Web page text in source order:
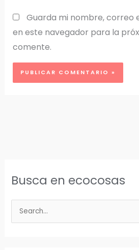
Guarda mi nombre, correo
en este navegador para la
comente.
Busca en ecocosas